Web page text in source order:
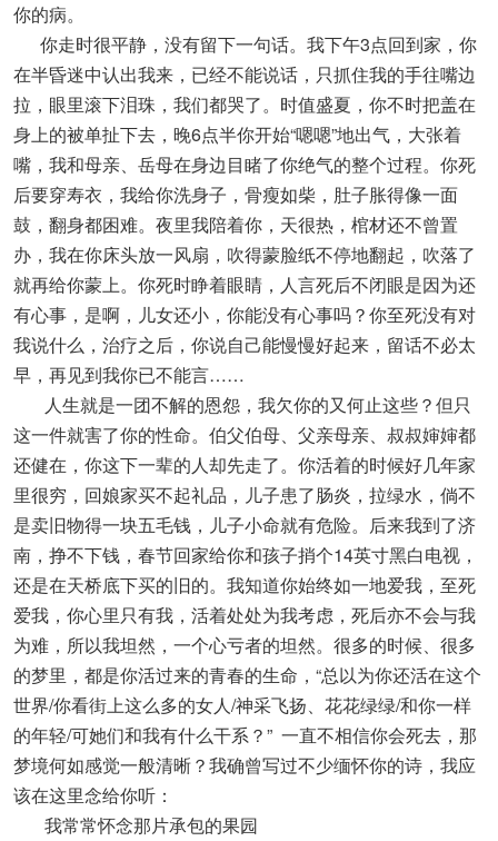
你的病。
你走时很平静，没有留下一句话。我下午3点回到家，你
在半昏迷中认出我来，已经不能说话，只抓住我的手往嘴边
拉，眼里滚下泪珠，我们都哭了。时值盛夏，你不时把盖在
身上的被单扯下去，晚6点半你开始“嗯嗯”地出气，大张着
嘴，我和母亲、岳母在身边目睹了你绝气的整个过程。你死
后要穿寿衣，我给你洗身子，骨瘦如柴，肚子胀得像一面
鼓，翻身都困难。夜里我陪着你，天很热，棺材还不曾置
办，我在你床头放一风扇，吹得蒙脸纸不停地翻起，吹落了
就再给你蒙上。你死时睁着眼睛，人言死后不闭眼是因为还
有心事，是啊，儿女还小，你能没有心事吗？你至死没有对
我说什么，治疗之后，你说自己能慢慢好起来，留话不必太
早，再见到我你已不能言……
人生就是一团不解的恩怨，我欠你的又何止这些？但只
这一件就害了你的性命。伯父伯母、父亲母亲、叔叔婶婶都
还健在，你这下一辈的人却先走了。你活着的时候好几年家
里很穷，回娘家买不起礼品，儿子患了肠炎，拉绿水，倘不
是卖旧物得一块五毛钱，儿子小命就有危险。后来我到了济
南，挣不下钱，春节回家给你和孩子捎个14英寸黑白电视，
还是在天桥底下买的旧的。我知道你始终如一地爱我，至死
爱我，你心里只有我，活着处处为我考虑，死后亦不会与我
为难，所以我坦然，一个心亏者的坦然。很多的时候、很多
的梦里，都是你活过来的青春的生命，“总以为你还活在这个
世界/你看街上这么多的女人/神采飞扬、花花绿绿/和你一样
的年轻/可她们和我有什么干系？” 一直不相信你会死去，那
梦境何如感觉一般清晰？我确曾写过不少缅怀你的诗，我应
该在这里念给你听：
我常常怀念那片承包的果园